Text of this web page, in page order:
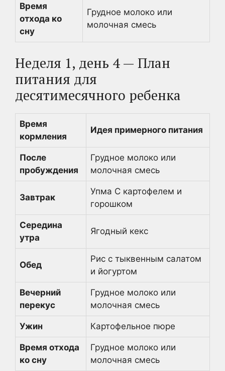
Время
отхода ко
сну
Грудное молоко или
молочная смесь
Неделя 1, день 4 — План
питания для
десятимесячного ребенка
Время
кормления
Идея примерного питания
После
пробуждения
Грудное молоко или
молочная смесь
Завтрак
Упма С картофелем и
горошком
Середина
утра
Ягодный кекс
Обед
Рис с тыквенным салатом
и йогуртом
Вечерний
перекус
Грудное молоко или
молочная смесь
Ужин Картофельное пюре
Время отхода
ко сну
Грудное молоко или
молочная смесь